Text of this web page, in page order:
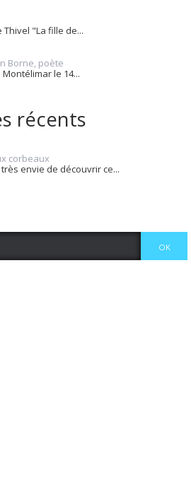
"La fille de...
Borne, poète
le 14...
récents
corbeaux
envie de découvrir ce...